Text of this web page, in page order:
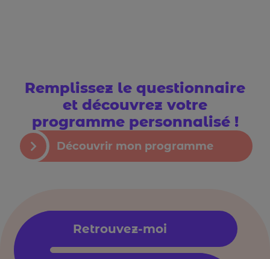
Remplissez le questionnaire
et découvrez votre
programme personnalisé !
Découvrir mon programme
Retrouvez-moi